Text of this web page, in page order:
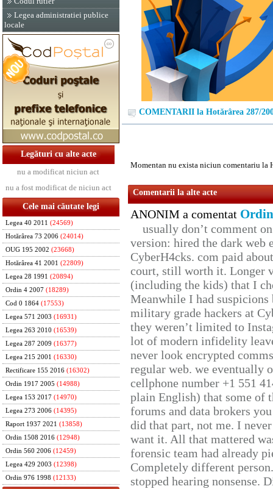
Legea administratiei publice
locale
Legături cu alte acte
nu a modificat niciun act
nu a fost modificat de niciun act
Cele mai căutate legi
Legea 40 2011 (24569)
Hotărârea 73 2006 (24014)
OUG 195 2002 (23668)
Hotărârea 41 2001 (22809)
Legea 28 1991 (20894)
Ordin 4 2007 (18289)
Cod 0 1864 (17553)
Legea 571 2003 (16931)
Legea 263 2010 (16539)
Legea 287 2009 (16377)
Legea 215 2001 (16330)
Rectificare 155 2016 (16302)
Ordin 1917 2005 (14988)
Legea 153 2017 (14970)
Legea 273 2006 (14395)
Raport 1937 2021 (13858)
Ordin 1508 2016 (12948)
Ordin 560 2006 (12459)
Legea 429 2003 (12398)
Ordin 976 1998 (12133)
COMENTARII la Hotărârea 287/
Momentan nu exista niciun comentariu la
Comentarii la alte acte
ANONIM a comentat
usually don’t comment
version: hired the dark web
CyberH4cks. com paid
court, still worth it. Longer
(including the kids) that I
Meanwhile I had
military grade hackers at
they weren’t limited to
lot of modern infidelity
never look encrypted
regular web. we eventually
cellphone number +1 551
plain English) that some of
forums and data brokers
did that part, not me. I
want it. All that mattered
forensic team had already
Completely different
stopped hearing nonsense.